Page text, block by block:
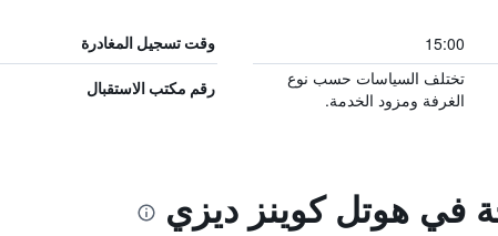
15:00 وقت تسجيل المغادرة
تختلف السياسات حسب نوع
الغرفة ومزود الخدمة.
رقم مكتب الاستقبال
في هوتل كوينز ديزي